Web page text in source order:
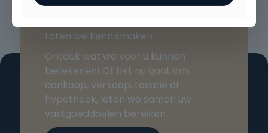
om te volgen
Laten we kennismaken
Ontdek wat we voor u kunnen
betekenen! Of het nu gaat om
aankoop, verkoop, taxatie of
hypotheek, laten we samen uw
vastgoeddoelen bereiken.